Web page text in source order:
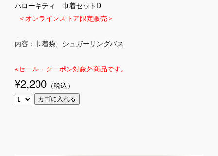
ハローキティ 巾着セットD
＜オンラインストア限定販売＞
内容：巾着袋、シュガーリングバス
※セール・クーポン対象外商品です。
¥2,200 （税込）